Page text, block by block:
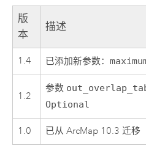
版
本
描述
1.4 已添加新参数：
1.2
参数
Optional
1.0 已从 ArcMap 10.3 迁移